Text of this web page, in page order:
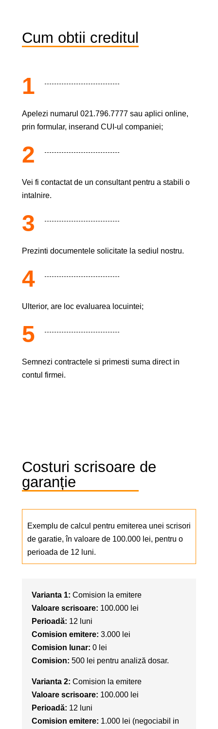
Cum obtii creditul
1
Apelezi numarul 021.796.7777 sau aplici online,
prin formular, inserand CUI-ul companiei;
2
Vei fi contactat de un consultant pentru a stabili o
intalnire.
3
Prezinti documentele solicitate la sediul nostru.
4
Ulterior, are loc evaluarea locuintei;
5
Semnezi contractele si primesti suma direct in
contul firmei.
Costuri scrisoare de
garanție
Exemplu de calcul pentru emiterea unei scrisori
de garatie, în valoare de 100.000 lei, pentru o
perioada de 12 luni.
Varianta 1: Comision la emitere
Valoare scrisoare: 100.000 lei
Perioadă: 12 luni
Comision emitere: 3.000 lei
Comision lunar: 0 lei
Comision: 500 lei pentru analiză dosar.
Varianta 2: Comision la emitere
Valoare scrisoare: 100.000 lei
Perioadă: 12 luni
Comision emitere: 1.000 lei (negociabil in